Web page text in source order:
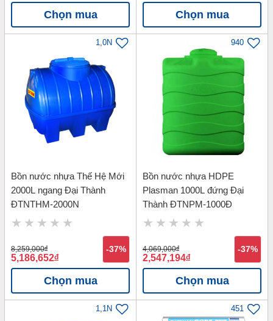
Chọn mua Chọn mua
1,0N
Bồn nước nhựa Thế Hệ Mới
2000L ngang Đại Thành
ĐTNTHM-2000N
8,259,000đ
5,186,652đ
-37%
Chọn mua
940
Bồn nước nhựa HDPE
Plasman 1000L đứng Đại
Thành ĐTNPM-1000Đ
4,069,000đ
2,547,194đ
-37%
Chọn mua
1,1N 451